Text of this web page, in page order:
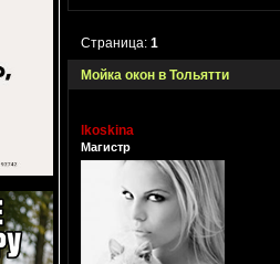
Мойка окон в Тольятти
Страница:1
lkoskina
Магистр